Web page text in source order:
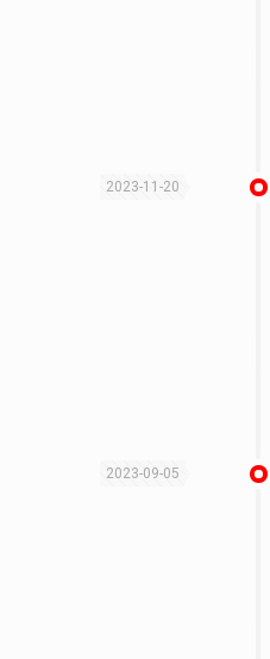
2023-11-20
2023-09-05